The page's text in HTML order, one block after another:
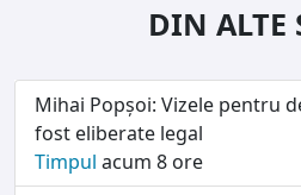
DIN ALTE
Mihai Popșoi: Vizele pentru
fost eliberate legal
Timpul acum 8 ore